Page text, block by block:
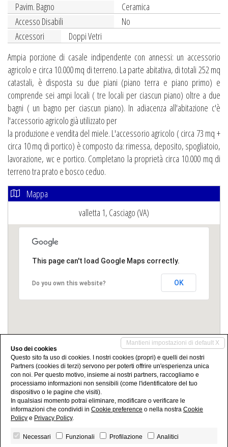
Pavim. Bagno
Ceramica
Accesso Disabili
No
Accessori
Doppi Vetri
Ampia porzione di casale indipendente con annessi: un accessorio
agricolo e circa 10.000 mq di terreno. La parte abitativa, di totali 252 mq
catastali, è disposta su due piani (piano terra e piano primo) e
comprende sei ampi locali ( tre locali per ciascun piano) oltre a due
bagni ( un bagno per ciascun piano). In adiacenza all'abitazione c'è
l'accessorio agricolo già utilizzato per
la produzione e vendita del miele. L'accessorio agricolo ( circa 73 mq +
circa 10 mq di portico) è composto da: rimessa, deposito, spogliatoio,
lavorazione, wc e portico. Completano la proprietà circa 10.000 mq di
terreno tra prato e bosco ceduo.
Mappa
valletta 1, Casciago (VA)
This page can't load Google Maps correctly.
Do you own this website? OK
Condividi
Mantieni impostazioni di default X
Uso dei cookies
Questo sito fa uso di cookies. I nostri cookies (propri) e quelli dei nostri
Partners (cookies di terzi) servono per poterti offrire un'esperienza unica
con noi. Per questo motivo, insieme ai nostri partners, raccogliamo e
processiamo informazioni non sensibili (come l'identificatore del tuo
dispositivo o le pagine che visiti).
In qualsiasi momento potrai eliminare, modificare o verificare le
informazioni che condividi in Cookie preference o nella nostra Cookie
Policy e Privacy Policy.
Necessari Funzionali Profilazione Analitici